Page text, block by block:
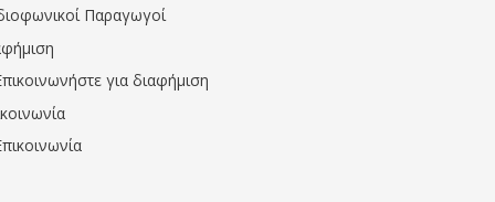
Παραγωγοί
για διαφήμιση